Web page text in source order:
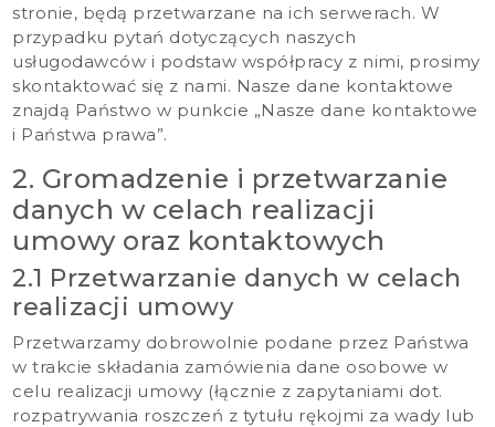
stronie, będą przetwarzane na ich serwerach. W
przypadku pytań dotyczących naszych
usługodawców i podstaw współpracy z nimi, prosimy
skontaktować się z nami. Nasze dane kontaktowe
znajdą Państwo w punkcie „Nasze dane kontaktowe
i Państwa prawa”.
2. Gromadzenie i przetwarzanie
danych w celach realizacji
umowy oraz kontaktowych
2.1 Przetwarzanie danych w celach
realizacji umowy
Przetwarzamy dobrowolnie podane przez Państwa
w trakcie składania zamówienia dane osobowe w
celu realizacji umowy (łącznie z zapytaniami dot.
rozpatrywania roszczeń z tytułu rękojmi za wady lub